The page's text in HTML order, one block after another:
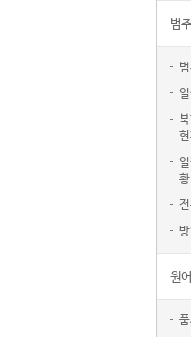
범
황
원